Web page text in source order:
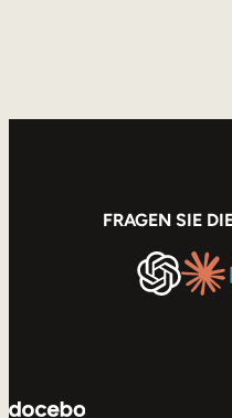
FRAGEN SIE